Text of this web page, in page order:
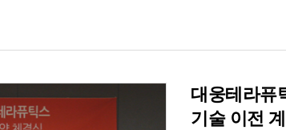
대웅테라퓨
기술 이전